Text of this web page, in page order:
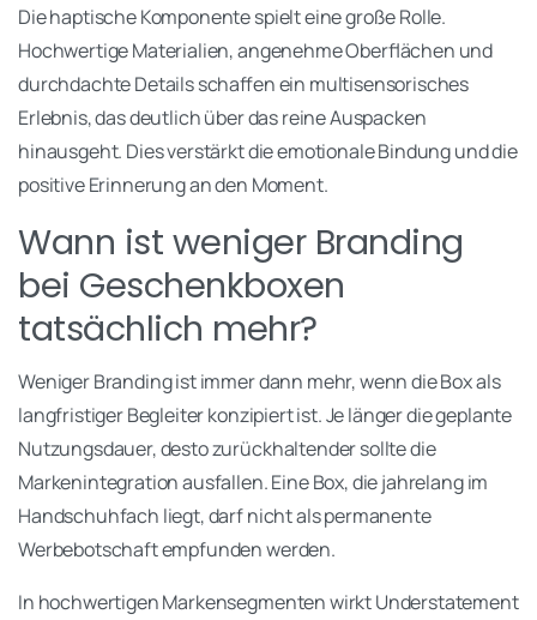
Die haptische Komponente spielt eine große Rolle.
Hochwertige Materialien, angenehme Oberflächen und
durchdachte Details schaffen ein multisensorisches
Erlebnis, das deutlich über das reine Auspacken
hinausgeht. Dies verstärkt die emotionale Bindung und die
positive Erinnerung an den Moment.
Wann ist weniger Branding
bei Geschenkboxen
tatsächlich mehr?
Weniger Branding ist immer dann mehr, wenn die Box als
langfristiger Begleiter konzipiert ist. Je länger die geplante
Nutzungsdauer, desto zurückhaltender sollte die
Markenintegration ausfallen. Eine Box, die jahrelang im
Handschuhfach liegt, darf nicht als permanente
Werbebotschaft empfunden werden.
In hochwertigen Markensegmenten wirkt Understatement